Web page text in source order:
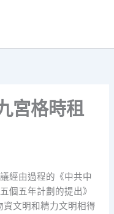
宮格時租
議經由過程的《中共中
個五年計劃的提出》
資文明和精力文明相得